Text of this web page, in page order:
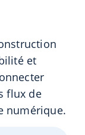
et
flux de
numérique.